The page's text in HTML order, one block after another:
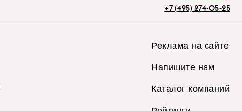
+7 (495) 274-05-25
Реклама на сайте
Напишите нам
Каталог компаний